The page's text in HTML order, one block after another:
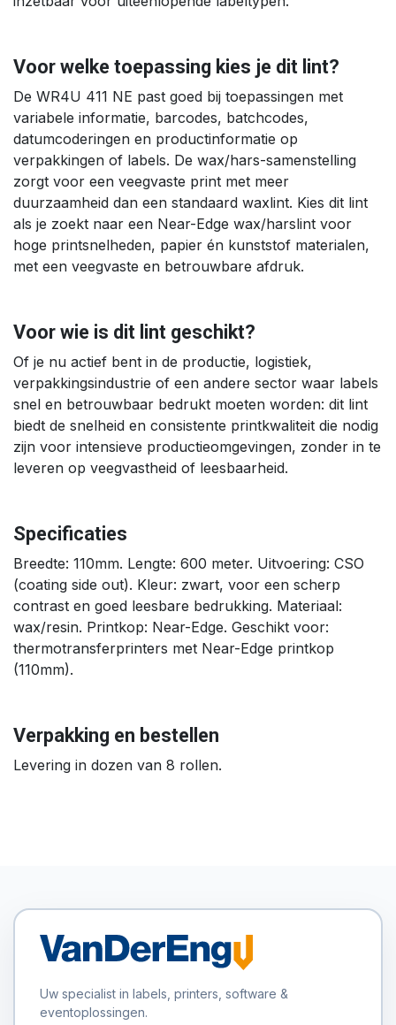
Voor welke toepassing kies je dit lint?
De WR4U 411 NE past goed bij toepassingen met
variabele informatie, barcodes, batchcodes,
datumcoderingen en productinformatie op
verpakkingen of labels. De wax/hars-samenstelling
zorgt voor een veegvaste print met meer
duurzaamheid dan een standaard waxlint. Kies dit lint
als je zoekt naar een Near-Edge wax/harslint voor
hoge printsnelheden, papier én kunststof materialen,
met een veegvaste en betrouwbare afdruk.
Voor wie is dit lint geschikt?
Of je nu actief bent in de productie, logistiek,
verpakkingsindustrie of een andere sector waar labels
snel en betrouwbaar bedrukt moeten worden: dit lint
biedt de snelheid en consistente printkwaliteit die nodig
zijn voor intensieve productieomgevingen, zonder in te
leveren op veegvastheid of leesbaarheid.
Specificaties
Breedte: 110mm. Lengte: 600 meter. Uitvoering: CSO
(coating side out). Kleur: zwart, voor een scherp
contrast en goed leesbare bedrukking. Materiaal:
wax/resin. Printkop: Near-Edge. Geschikt voor:
thermotransferprinters met Near-Edge printkop
(110mm).
Verpakking en bestellen
Levering in dozen van 8 rollen.
Uw specialist in labels, printers, software &
eventoplossingen.